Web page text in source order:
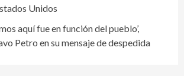
Unidos
aquí fue en función del pueblo’,
Petro en su mensaje de despedida